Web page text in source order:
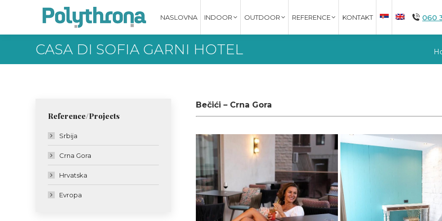
NASLOVNA INDOOR OUTDOOR REFERENCE KONTAKT 060
CASA DI SOFIA GARNI HOTEL
Bečići – Crna Gora
Reference/Projects
Srbija
Crna Gora
Hrvatska
Evropa